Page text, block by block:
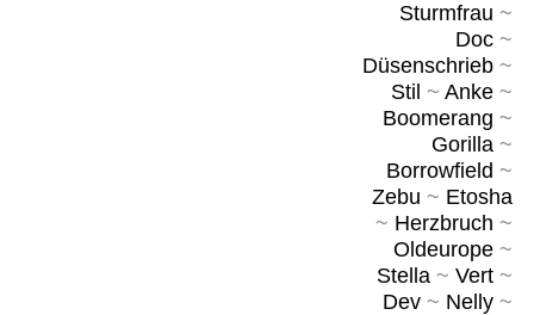
Sturmfrau ~
Doc~
Düsenschrieb~
Stil ~ Anke~
Boomerang ~
Gorilla~
Borrowfield ~
Zebu ~ Etosha
~ Herzbruch ~
Oldeurope~
Stella~ Vert~
Dev~ Nelly~